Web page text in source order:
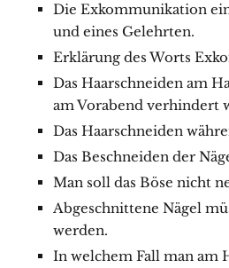
Die Exkommunikation
und eines Gelehrten.
Erklärung des Worts
Das Haarschneiden am
am Vorabend verhindert
Das Haarschneiden
Das Beschneiden der
Man soll das Böse nicht
Abgeschnittene Nägel
werden.
In welchem Fall man am